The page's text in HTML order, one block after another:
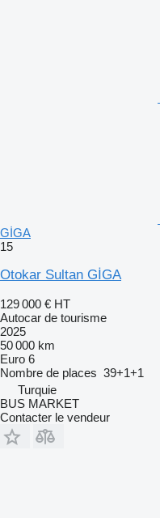
GİGA
15
Otokar Sultan GİGA
129 000 € HT
Autocar de tourisme
2025
50 000 km
Euro 6
Nombre de places 39+1+1
Turquie
BUS MARKET
Contacter le vendeur